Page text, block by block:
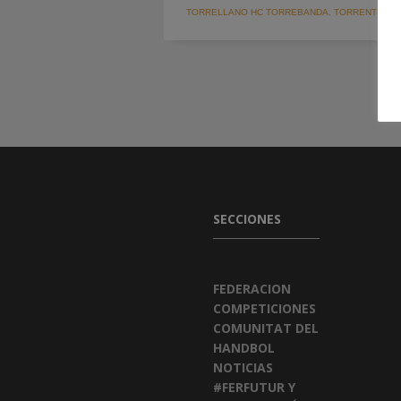
TORRELLANO HC TORREBANDA
TORRENTE
SECCIONES
FEDERACION
COMPETICIONES
COMUNITAT DEL
HANDBOL
NOTICIAS
#FERFUTUR Y